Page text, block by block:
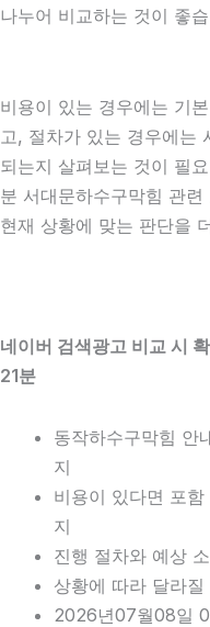
나누어 비교하는 것이 좋
비용이 있는 경우에는 기
고, 절차가 있는 경우에는
되는지 살펴보는 것이 필
분 서대문하수구막힘 관
현재 상황에 맞는 판단을
네이버 검색광고 비교 시
21분
동작하수구막힘 안
지
비용이 있다면 포
지
진행 절차와 예상
상황에 따라 달라
2026년07월08일